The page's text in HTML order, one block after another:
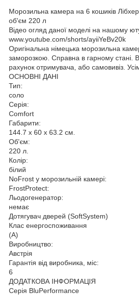
Морозильна камера на 6 кошиків
об'єм 220 л
Відео огляд даної моделі на нашому
www.youtube.com/shorts/ayiiYeBv20k
Оригінальна німецька морозильна
заморозкою. Справна в гарному стані.
рахунок отримувача, або самовивіз.
ОСНОВНІ ДАНІ
Тип:
соло
Серія:
Comfort
Габарити:
144.7 x 60 x 63.2 см.
Об'єм:
220 л.
Колір:
білий
NoFrost у морозильній камері:
FrostProtect:
Льодогенератор:
немає
Дотягувач дверей (SoftSystem)
Клас енергоспоживання
(A)
Виробництво:
Австрія
Гарантія від виробника, міс:
6
ДОДАТКОВА ІНФОРМАЦІЯ
Серія BluPerformance